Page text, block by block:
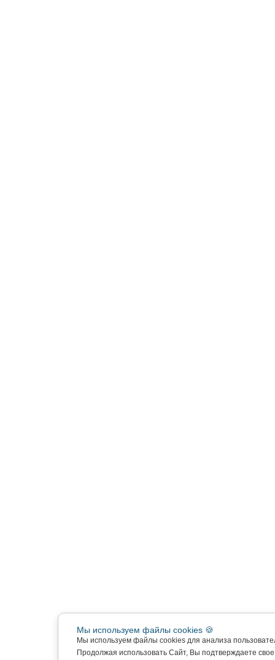
Мы используем файлы cookies 🍪
Мы используем файлы cookies для анализа
Продолжая использовать Сайт, Вы подтверждаете